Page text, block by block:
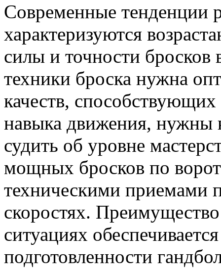
Современные тенденции
характеризуются
силы и точности
техники броска нужна
качеств,
навыка движения, нужны
судить об уровне
мощных бросков по
техническими приемами
скоростях.
ситуациях
подготовленности